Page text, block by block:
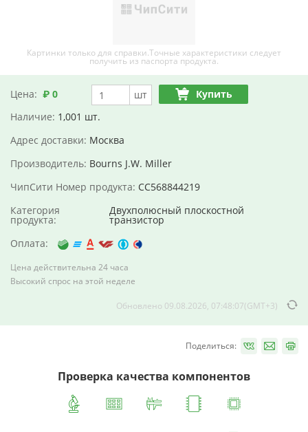
Картинки только для справки.Точные характеристики следует
получить из паспорта продукта.
Цена: ₽ 0 шт
Купить
Наличие: 1,001 шт.
Адрес доставки: Москва
Производитель: Bourns J.W. Miller
ЧипСити Номер продукта: CC568844219
Категория
продукта:
Двухполюсный плоскостной
транзистор
Оплата:
Цена действительна 24 часа
Высокий спрос на этой неделе
Обновлено 09.08.2026, 07:48:07(GMT+3)
Поделиться:
Проверка качества компонентов